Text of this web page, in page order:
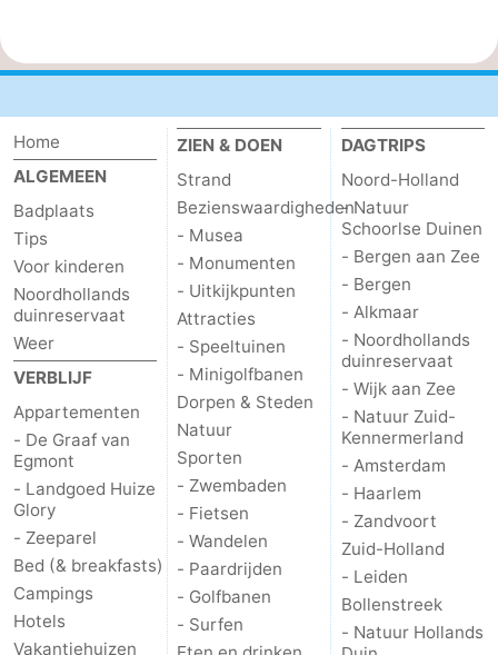
Home
ALGEMEEN
Badplaats
Tips
Voor kinderen
Noordhollands
duinreservaat
Weer
VERBLIJF
Appartementen
- De Graaf van
Egmont
- Landgoed Huize
Glory
- Zeeparel
Bed (& breakfasts)
Campings
Hotels
Vakantiehuizen
ZIEN & DOEN
Strand
Bezienswaardigheden
- Musea
- Monumenten
- Uitkijkpunten
Attracties
- Speeltuinen
- Minigolfbanen
Dorpen & Steden
Natuur
Sporten
- Zwembaden
- Fietsen
- Wandelen
- Paardrijden
- Golfbanen
- Surfen
DAGTRIPS
Noord-Holland
- Natuur
Schoorlse Duinen
- Bergen aan Zee
- Bergen
- Alkmaar
- Noordhollands
duinreservaat
- Wijk aan Zee
- Natuur Zuid-
Kennermerland
- Amsterdam
- Haarlem
- Zandvoort
Zuid-Holland
- Leiden
Bollenstreek
- Natuur Hollands